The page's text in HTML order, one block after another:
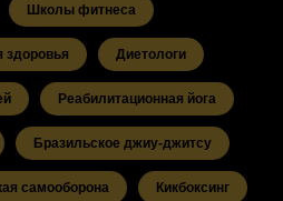
Школы фитнеса
здоровья Диетологи
Реабилитационная йога
Бразильское джиу-джитсу
самооборона Кикбоксинг